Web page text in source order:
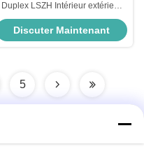
Duplex LSZH Intérieur extérieur
fibre blindée à 2 cœurs 3,0 mm en
acier fibre blindée câble optique
Discuter Maintenant
5